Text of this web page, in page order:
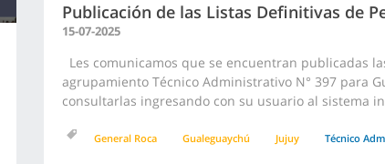
Publicación de las Listas Definitivas de
15-07-2025
Les comunicamos que se encuentran publicadas
agrupamiento Técnico Administrativo N° 397 para
consultarlas ingresando con su usuario al sistema
General Roca Gualeguaychú Jujuy Técnico